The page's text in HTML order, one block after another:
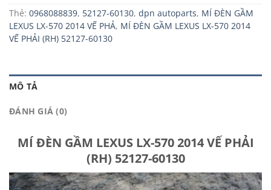
Thẻ: 0968088839, 52127-60130, dpn autoparts, MÍ ĐÈN GẦM
LEXUS LX-570 2014 VẾ PHẢ, MÍ ĐÈN GẦM LEXUS LX-570 2014
VẾ PHẢI (RH) 52127-60130
MÔ TẢ
ĐÁNH GIÁ (0)
MÍ ĐÈN GẦM LEXUS LX-570 2014 VẾ PHẢI
(RH) 52127-60130